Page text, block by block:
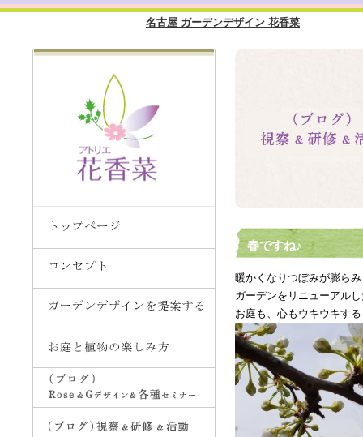
名古屋 ガーデンデザイン 花香菜
春ですね♪
暖かくなりつぼみが膨ら
ガーデンをリニューアル
お庭も、心もウキウキす